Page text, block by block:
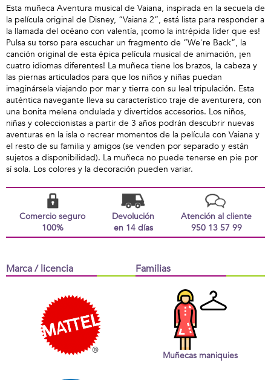
Esta muñeca Aventura musical de Vaiana, inspirada en la secuela de
la película original de Disney, “Vaiana 2”, está lista para responder a
la llamada del océano con valentía, ¡como la intrépida líder que es!
Pulsa su torso para escuchar un fragmento de “We're Back”, la
canción original de esta épica película musical de animación, ¡en
cuatro idiomas diferentes! La muñeca tiene los brazos, la cabeza y
las piernas articulados para que los niños y niñas puedan
imaginársela viajando por mar y tierra con su leal tripulación. Esta
auténtica navegante lleva su característico traje de aventurera, con
una bonita melena ondulada y divertidos accesorios. Los niños,
niñas y coleccionistas a partir de 3 años podrán descubrir nuevas
aventuras en la isla o recrear momentos de la película con Vaiana y
el resto de su familia y amigos (se venden por separado y están
sujetos a disponibilidad). La muñeca no puede tenerse en pie por
sí sola. Los colores y la decoración pueden variar.
Comercio seguro
100%
Devolución
en 14 días
Atención al cliente
950 13 57 99
Marca / licencia Familias
Muñecas maniquies